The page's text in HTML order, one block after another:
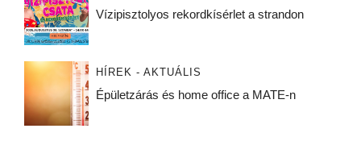
Vízipisztolyos rekordkísérlet a strandon
HÍREK - AKTUÁLIS
Épületzárás és home office a MATE-n